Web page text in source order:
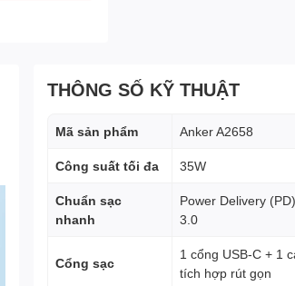
THÔNG SỐ KỸ THUẬT
Mã sản phẩm Anker A2658
Công suất tối đa 35W
Chuẩn sạc
nhanh
Power Delivery
3.0
Cổng sạc
1 cổng USB-C + 1
tích hợp rút gọn